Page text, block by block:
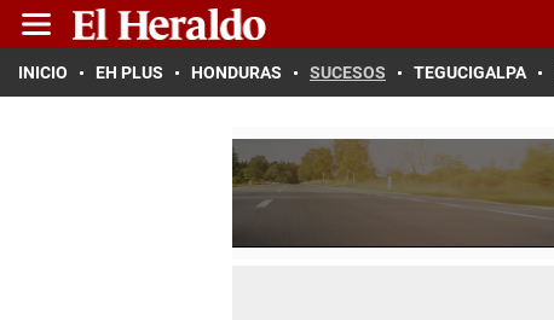
INICIO EH PLUS HONDURAS SUCESOS TEGUCIGALPA